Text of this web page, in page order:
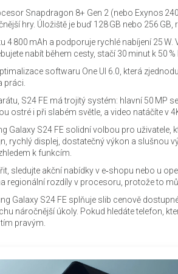
Snapdragon 8+ Gen 2 (nebo Exynos
hry. Úložiště je buď 128 GB nebo 256
4 800 mAh a podporuje rychlé nabíjení 25
nabít během cesty, stačí 30 minut k 50 %
softwaru One UI 6.0, která
práci.
S24 FE má trojitý systém: hlavní 50 MP
ostré i při slabém světle, a video natáčíte v
Galaxy S24 FE solidní volbou pro
rychlý displej, dostatečný výkon a slušnou
k funkcím.
sledujte akční nabídky v e‑shopu nebo u
regionální rozdíly v procesoru, protože to
Galaxy S24 FE splňuje slib cenově
náročnější úkoly. Pokud hledáte telefon,
pravým.